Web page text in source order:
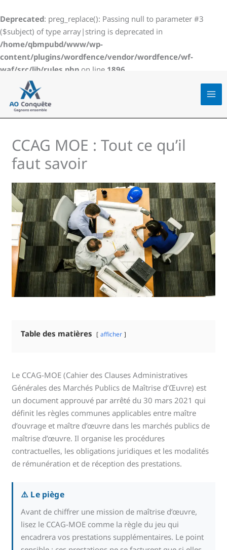
Deprecated: preg_replace(): Passing null to parameter #3
($subject) of type array|string is deprecated in
/home/qbmpubd/www/wp-
content/plugins/wordfence/vendor/wordfence/wf-
waf/src/lib/rules.php on line 1896
au
contenu
CCAG MOE : Tout ce qu’il
faut savoir
Table des matières afficher
Le CCAG-MOE (Cahier des Clauses Administratives
Générales des Marchés Publics de Maîtrise d’Œuvre) est
un document approuvé par arrêté du 30 mars 2021 qui
définit les règles communes applicables entre maître
d’ouvrage et maître d’œuvre dans les marchés publics de
maîtrise d’œuvre. Il organise les procédures
contractuelles, les obligations juridiques et les modalités
de rémunération et de réception des prestations.
⚠️ Le piège
Avant de chiffrer une mission de maîtrise d’œuvre,
lisez le CCAG-MOE comme la règle du jeu qui
encadrera vos prestations supplémentaires. Le point